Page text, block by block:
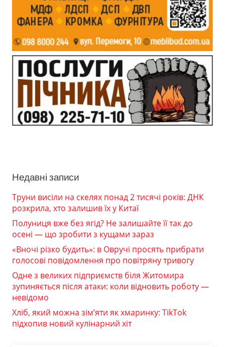
Недавні записи
Труни висіли на скелях понад 2 тисячі років: ДНК
розкрила, хто залишив їх у Китаї
Полуниця вже без ягід? Не залишайте її так до
осені — що зробити з кущами зараз
«Вночі різко будить»: в Овручі просять прибрати
голосові повідомлення про повітряну тривогу
Одне з великих підприємств біля Житомира
зупиняється після атаки: коли відновить роботу —
невідомо
Хліб, який можна зім’яти як хмаринку: TikTok
підхопив новий кулінарний хіт